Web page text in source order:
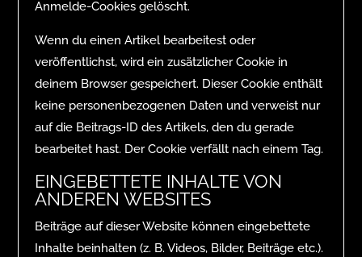
Anmelde-Cookies gelöscht.
Wenn du einen Artikel bearbeitest oder
veröffentlichst, wird ein zusätzlicher Cookie in
deinem Browser gespeichert. Dieser Cookie enthält
keine personenbezogenen Daten und verweist nur
auf die Beitrags-ID des Artikels, den du gerade
bearbeitet hast. Der Cookie verfällt nach einem Tag.
EINGEBETTETE INHALTE VON
ANDEREN WEBSITES
Beiträge auf dieser Website können eingebettete
Inhalte beinhalten (z. B. Videos, Bilder, Beiträge etc.).